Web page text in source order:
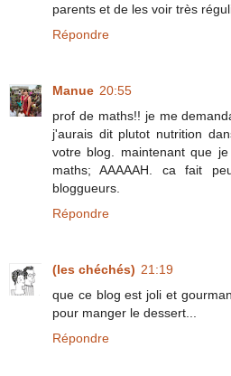
parents et de les voir très
Répondre
Manue 20:55
prof de maths!! je me
j'aurais dit plutot nutrition
votre blog. maintenant que
maths; AAAAAH. ca fait
bloggueurs.
Répondre
(les chéchés) 21:19
que ce blog est joli et
pour manger le dessert...
Répondre